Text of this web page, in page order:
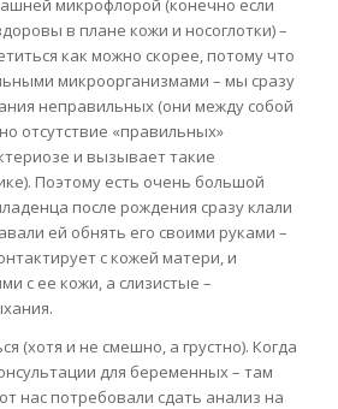
микрофлорой (конечно если
в плане кожи и носоглотки) –
как можно скорее, потому что
микроорганизмами – мы сразу
неправильных (они между собой
отсутствие «правильных»
и вызывает такие
Поэтому есть очень большой
после рождения сразу клали
ей обнять его своими руками –
с кожей матери, и
с ее кожи, а слизистые –
(хотя и не смешно, а грустно). Когда
для беременных – там
нас потребовали сдать анализ на